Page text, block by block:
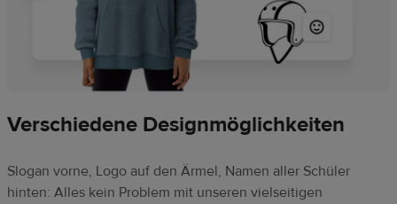
Verschiedene Designmöglichkeiten
Slogan vorne, Logo auf den Ärmel, Namen aller Schüler
hinten: Alles kein Problem mit unseren vielseitigen